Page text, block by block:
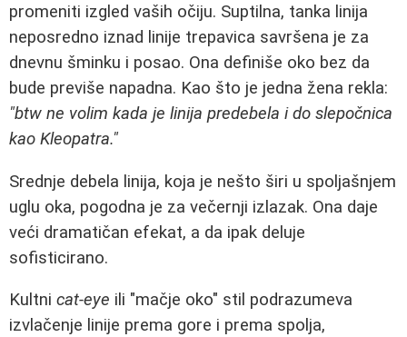
promeniti izgled vaših očiju. Suptilna, tanka linija
neposredno iznad linije trepavica savršena je za
dnevnu šminku i posao. Ona definiše oko bez da
bude previše napadna. Kao što je jedna žena rekla:
"btw ne volim kada je linija predebela i do slepočnica
kao Kleopatra."
Srednje debela linija, koja je nešto širi u spoljašnjem
uglu oka, pogodna je za večernji izlazak. Ona daje
veći dramatičan efekat, a da ipak deluje
sofisticirano.
Kultni cat-eye ili "mačje oko" stil podrazumeva
izvlačenje linije prema gore i prema spolja,